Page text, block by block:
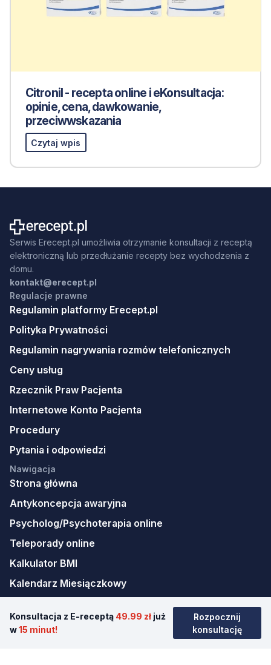
Konsultacja z E-receptą 49.99 zł już
w15 minut!
Rozpocznij
konsultację
Citronil - recepta online i eKonsultacja:
opinie, cena, dawkowanie,
przeciwwskazania
Czytaj wpis
Serwis Erecept.pl umożliwia otrzymanie konsultacji z receptą
elektroniczną lub przedłużanie recepty bez wychodzenia z
domu.
kontakt@erecept.pl
Regulacje prawne
Regulamin platformy Erecept.pl
Polityka Prywatności
Regulamin nagrywania rozmów telefonicznych
Ceny usług
Rzecznik Praw Pacjenta
Internetowe Konto Pacjenta
Procedury
Pytania i odpowiedzi
Nawigacja
Strona główna
Antykoncepcja awaryjna
Psycholog/Psychoterapia online
Teleporady online
Kalkulator BMI
Kalendarz Miesiączkowy
Mapa strony